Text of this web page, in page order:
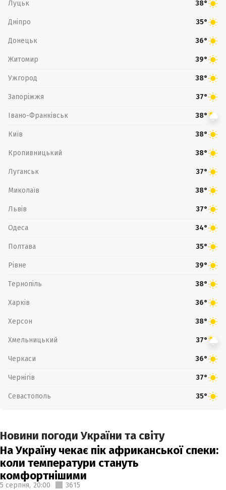
Луцьк 38°
Дніпро 35°
Донецьк 36°
Житомир 39°
Ужгород 38°
Запоріжжя 37°
Івано-Франківськ 38°
Київ 38°
Кропивницький 38°
Луганськ 37°
Миколаїв 38°
Львів 37°
Одеса 34°
Полтава 35°
Рівне 39°
Тернопіль 38°
Харків 36°
Херсон 38°
Хмельницький 37°
Черкаси 36°
Чернігів 37°
Севастополь 35°
Новини погоди України та світу
На Україну чекає пік африканської спеки:
коли температури стануть
комфортнішими
5 серпня, 20:00 3615